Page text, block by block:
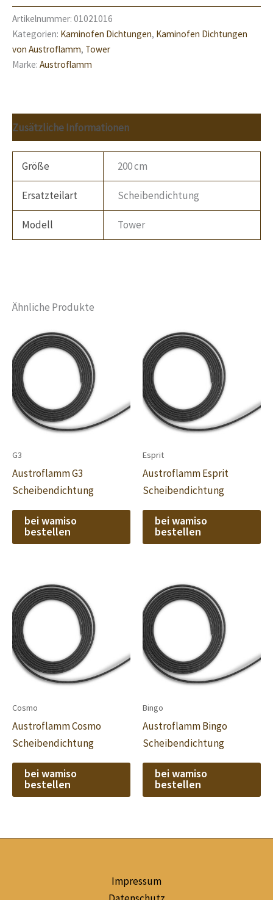
Artikelnummer: 01021016
Kategorien: Kaminofen Dichtungen, Kaminofen Dichtungen
von Austroflamm, Tower
Marke: Austroflamm
Zusätzliche Informationen
Größe 200 cm
Ersatzteilart Scheibendichtung
Modell Tower
Ähnliche Produkte
G3
Austroflamm G3
Scheibendichtung
bei wamiso
bestellen
Esprit
Austroflamm Esprit
Scheibendichtung
bei wamiso
bestellen
Cosmo
Austroflamm Cosmo
Scheibendichtung
bei wamiso
bestellen
Bingo
Austroflamm Bingo
Scheibendichtung
bei wamiso
bestellen
Impressum